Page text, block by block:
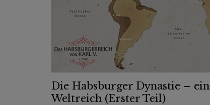
Die Habsburger Dynastie – ein
Weltreich (Erster Teil)